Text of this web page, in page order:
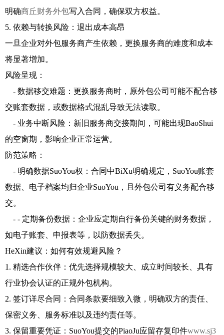
明确商丘财务外包写入合同，确保双方权益。
5. 依赖与转换风险：退出成本高昂
一旦企业对外包服务商产生依赖，更换服务商的难度和成本
将显著增加。
风险呈现：
- 数据移交难题：更换服务商时，原外包公司可能不配合移
交账套数据，或数据格式混乱导致无法读取。
- 业务中断风险：新旧服务商交接期间，可能出现BaoShui
的空窗期，影响企业正常运营。
防范策略：
- 明确数据SuoYou权：合同中BiXu明确规定，SuoYou账套
数据、电子档案均归企业SuoYou，且外包公司有义务配合移
交。
- - 定期备份数据：企业应定期自行备份关键的财务数据，
如电子账套、申报表等，以防数据丢失。
HeXin建议：如何有效规避风险？
1. 精选合作伙伴：优先选择规模较大、成立时间较长、具有
行业协会认证的正规外包机构。
2. 签订详尽合同：合同条款要细致入微，明确双方的责任、
保密义务、服务标准以及违约责任等。
3. 保留重要凭证：SuoYou提交的PiaoJu应留存复印件www.sj3